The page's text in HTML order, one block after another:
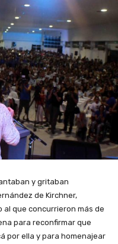
y gritaban
de Kirchner,
que concurrieron más de
para reconfirmar que
por ella y para homenajear